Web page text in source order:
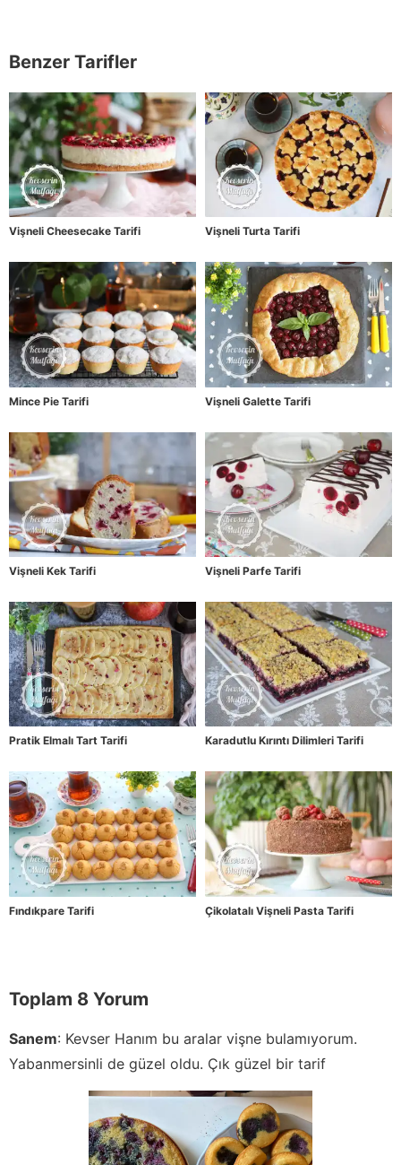
Benzer Tarifler
Vişneli Cheesecake Tarifi Vişneli Turta Tarifi
Mince Pie Tarifi Vişneli Galette Tarifi
Vişneli Kek Tarifi Vişneli Parfe Tarifi
Pratik Elmalı Tart Tarifi Karadutlu Kırıntı Dilimleri Tarifi
Fındıkpare Tarifi Çikolatalı Vişneli Pasta Tarifi
Toplam 8 Yorum
Sanem: Kevser Hanım bu aralar vişne bulamıyorum.
Yabanmersinli de güzel oldu. Çık güzel bir tarif